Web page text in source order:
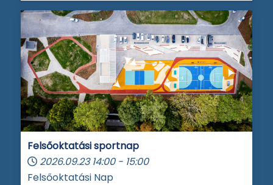
Felsőoktatási sportnap
2026.09.23 14:00 - 15:00
Felsőoktatási Nap